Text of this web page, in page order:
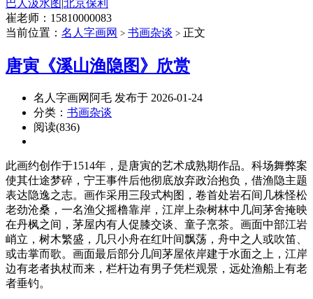
巴人汲水图|北京保利
崔老师：15810000083
当前位置： 名人字画网 > 书画杂谈 > 正文
唐寅《溪山渔隐图》欣赏
名人字画网阿毛 发布于 2026-01-24
分类： 书画杂谈
阅读(836)
此画约创作于1514年，是唐寅的艺术成熟期作品。科场舞弊案
使其仕途梦碎，宁王事件后他彻底放弃政治抱负，借渔隐主题
表达隐逸之志。画作采用三段式构图，卷首处岩石间几株怪松
老劲沧桑，一名渔父摇橹靠岸，江岸上杂树林中几间茅舍掩映
在丹枫之间，茅屋内有人促膝交谈、童子烹茶。画面中部江岩
峭立，树木繁盛，几只小舟在红叶间飘荡，舟中之人或吹笛、
或击掌而歌。画面最后部分几间茅屋依岸建于水面之上，江岸
边有老者执杖而来，栏杆边有男子凭栏观景，远处渔船上有老
者垂钓。